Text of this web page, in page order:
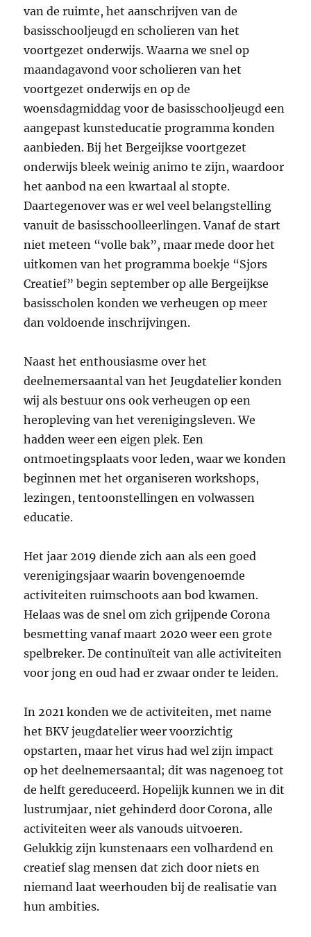
van de ruimte, het aanschrijven van de
basisschooljeugd en scholieren van het
voortgezet onderwijs. Waarna we snel op
maandagavond voor scholieren van het
voortgezet onderwijs en op de
woensdagmiddag voor de basisschooljeugd een
aangepast kunsteducatie programma konden
aanbieden. Bij het Bergeijkse voortgezet
onderwijs bleek weinig animo te zijn, waardoor
het aanbod na een kwartaal al stopte.
Daartegenover was er wel veel belangstelling
vanuit de basisschoolleerlingen. Vanaf de start
niet meteen “volle bak”, maar mede door het
uitkomen van het programma boekje “Sjors
Creatief” begin september op alle Bergeijkse
basisscholen konden we verheugen op meer
dan voldoende inschrijvingen.
Naast het enthousiasme over het
deelnemersaantal van het Jeugdatelier konden
wij als bestuur ons ook verheugen op een
heropleving van het verenigingsleven. We
hadden weer een eigen plek. Een
ontmoetingsplaats voor leden, waar we konden
beginnen met het organiseren workshops,
lezingen, tentoonstellingen en volwassen
educatie.
Het jaar 2019 diende zich aan als een goed
verenigingsjaar waarin bovengenoemde
activiteiten ruimschoots aan bod kwamen.
Helaas was de snel om zich grijpende Corona
besmetting vanaf maart 2020 weer een grote
spelbreker. De continuïteit van alle activiteiten
voor jong en oud had er zwaar onder te leiden.
In 2021 konden we de activiteiten, met name
het BKV jeugdatelier weer voorzichtig
opstarten, maar het virus had wel zijn impact
op het deelnemersaantal; dit was nagenoeg tot
de helft gereduceerd. Hopelijk kunnen we in dit
lustrumjaar, niet gehinderd door Corona, alle
activiteiten weer als vanouds uitvoeren.
Gelukkig zijn kunstenaars een volhardend en
creatief slag mensen dat zich door niets en
niemand laat weerhouden bij de realisatie van
hun ambities.